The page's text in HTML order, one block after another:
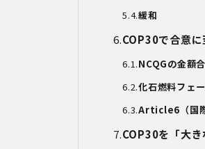
緩和
COP30で合意
NCQGの金額
化石燃料フェ
Article6 （
COP30を「大